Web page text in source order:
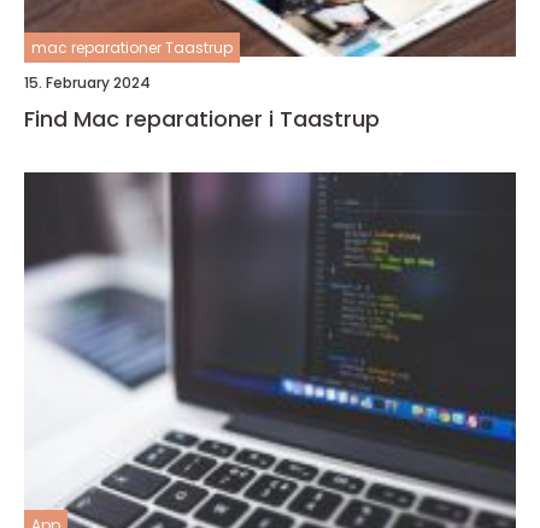
mac reparationer Taastrup
15. February 2024
Find Mac reparationer i Taastrup